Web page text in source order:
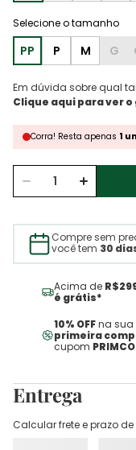
PP P M G
Em dúvida sobre qual
Corra! Resta apenas 1
Compre sem
você tem 30
Acima de
é grátis*
10% OFFna sua
primeira
cupom
Entrega
Calcular frete e prazo